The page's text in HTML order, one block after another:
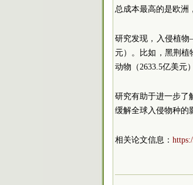
总成本最高的是欧洲
研究发现，入侵植
元）。比如，黑荆植
动物（2633.5亿美元
研究有助于进一步了
缓解全球入侵物种的
相关论文信息：